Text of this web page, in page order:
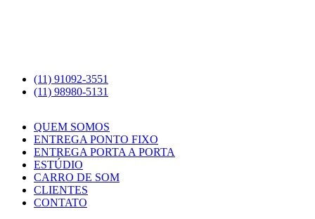
(11) 91092-3551
(11) 98980-5131
QUEM SOMOS
ENTREGA PONTO FIXO
ENTREGA PORTA A PORTA
ESTÚDIO
CARRO DE SOM
CLIENTES
CONTATO